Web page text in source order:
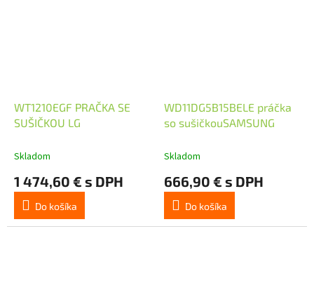
WT1210EGF PRAČKA SE
SUŠIČKOU LG
Skladom
1 474,60 € s DPH
Do košíka
WD11DG5B15BELE práčka
so sušičkouSAMSUNG
Skladom
666,90 € s DPH
Do košíka